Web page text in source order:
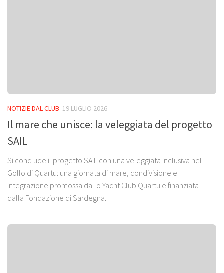
NOTIZIE DAL CLUB 19 LUGLIO 2026
Il mare che unisce: la veleggiata del progetto
SAIL
Si conclude il progetto SAIL con una veleggiata inclusiva nel
Golfo di Quartu: una giornata di mare, condivisione e
integrazione promossa dallo Yacht Club Quartu e finanziata
dalla Fondazione di Sardegna.